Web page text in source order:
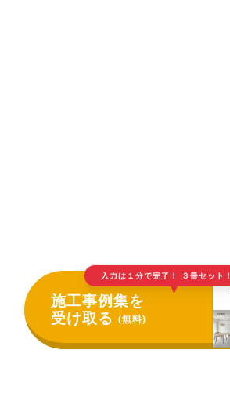
入力は１分で完了！ ３冊セット！
▲
施工事例集を
受け取る(無料)